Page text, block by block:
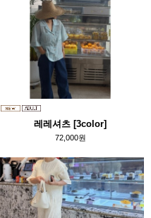
레레셔츠 [3color]
72,000원